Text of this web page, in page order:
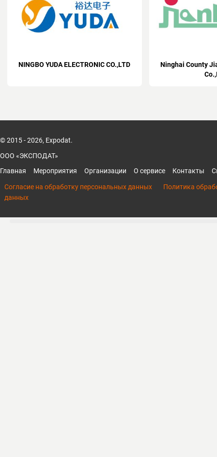
NINGBO YUDA ELECTRONIC CO.,LTD
Ninghai County
© 2015 - 2026, Expodat.
ООО «ЭКСПОДАТ»
Главная
Мероприятия Организации О сервисе Контакты
Согласие на обработку персональных данных
Политика
данных